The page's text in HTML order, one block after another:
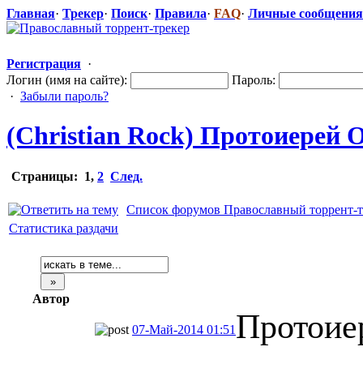
Главная· Трекер· Поиск· Правила· FAQ· Личные сообщения
Регистрация ·
Логин (имя на сайте):
Пароль:
· Забыли пароль?
(Christian Rock) Протоиерей
Страницы: 1, 2 След.
Список форумов Православный торрент-
Статистика раздачи
Автор
07-Май-2014 01:51